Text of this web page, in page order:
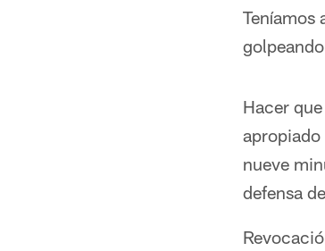
Teníamos
Hacer
apropiado
nueve
defensa